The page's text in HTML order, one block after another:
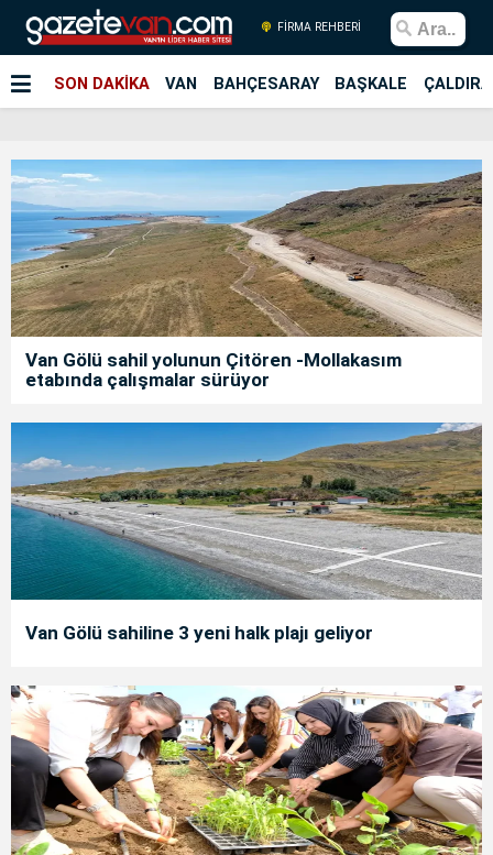
FİRMA REHBERİ
SON DAKİKA VAN BAHÇESARAY BAŞKALE
Van Gölü sahil yolunun Çitören -Mollakasım
etabında çalışmalar sürüyor
Van Gölü sahiline 3 yeni halk plajı geliyor